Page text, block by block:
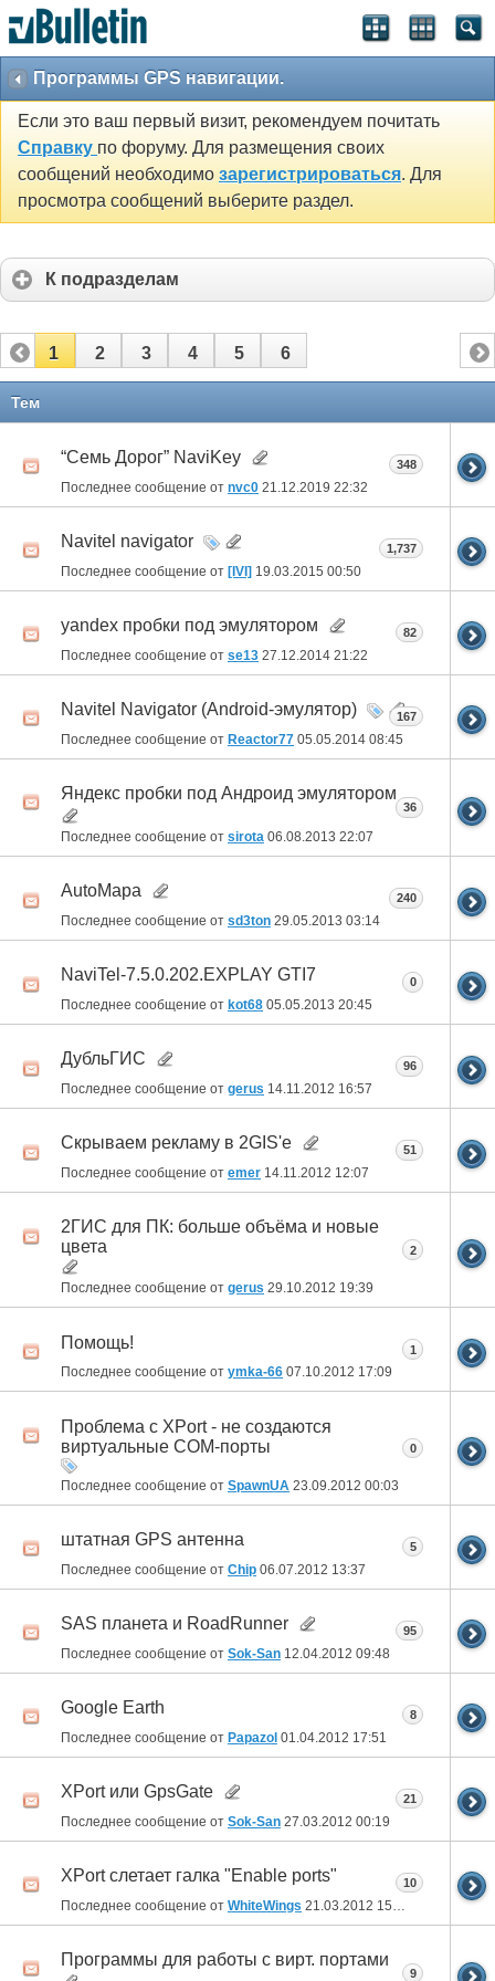
Программы GPS навигации.
Если это ваш первый визит, рекомендуем почитать
Справку по форуму. Для размещения своих
сообщений необходимо зарегистрироваться. Для
просмотра сообщений выберите раздел.
К подразделам
1 2 3 4 5 6
Тем
“Семь Дорог” NaviKey
Последнее сообщение от nvc0 21.12.2019 22:32
348
Navitel navigator
Последнее сообщение от [IVI] 19.03.2015 00:50
1,737
yandex пробки под эмулятором
Последнее сообщение от se13 27.12.2014 21:22
82
Navitel Navigator (Android-эмулятор)
Последнее сообщение от Reactor77 05.05.2014 08:45
167
Яндекс пробки под Андроид эмулятором
Последнее сообщение от sirota 06.08.2013 22:07
36
AutoMapa
Последнее сообщение от sd3ton 29.05.2013 03:14
240
NaviTel-7.5.0.202.EXPLAY GTI7
Последнее сообщение от kot68 05.05.2013 20:45
0
ДубльГИС
Последнее сообщение от gerus 14.11.2012 16:57
96
Скрываем рекламу в 2GIS'е
Последнее сообщение от emer 14.11.2012 12:07
51
2ГИС для ПК: больше объёма и новые
цвета
Последнее сообщение от gerus 29.10.2012 19:39
2
Помощь!
Последнее сообщение от ymka-66 07.10.2012 17:09
1
Проблема с XPort - не создаются
виртуальные COM-порты
Последнее сообщение от SpawnUA 23.09.2012 00:03
0
штатная GPS антенна
Последнее сообщение от Chip 06.07.2012 13:37
5
SAS планета и RoadRunner
Последнее сообщение от Sok-San 12.04.2012 09:48
95
Google Earth
Последнее сообщение от Papazol 01.04.2012 17:51
8
XPort или GpsGate
Последнее сообщение от Sok-San 27.03.2012 00:19
21
XPort слетает галка "Enable ports"
Последнее сообщение от WhiteWings 21.03.2012 15:33
10
Программы для работы с вирт. портами
9